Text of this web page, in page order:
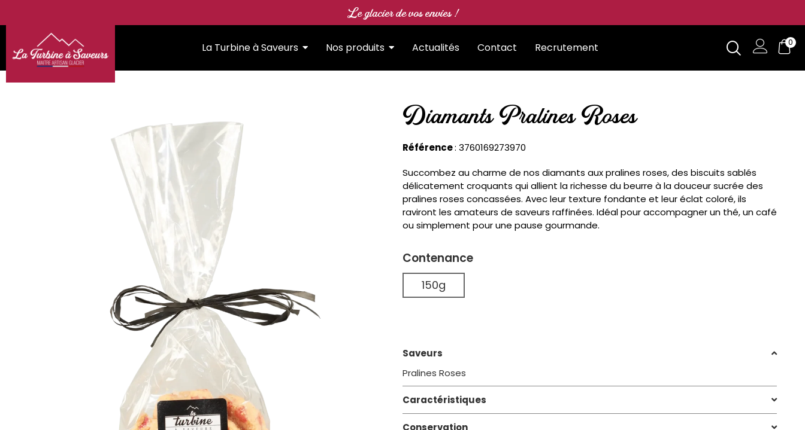
Le glacier de vos envies !
La Turbine à Saveurs Nos produits Actualités Contact Recrutement 0
Diamants Pralines Roses
Référence: 3760169273970
Succombez au charme de nos diamants aux pralines roses, des biscuits sablés
délicatement croquants qui allient la richesse du beurre à la douceur sucrée des
pralines roses concassées. Avec leur texture fondante et leur éclat coloré, ils
raviront les amateurs de saveurs raffinées. Idéal pour accompagner un thé, un café
ou simplement pour une pause gourmande.
Contenance
150g
Saveurs
Pralines Roses
Caractéristiques